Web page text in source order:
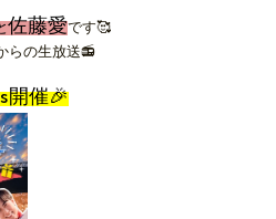
佐藤愛です🥰
らの生放送📻
開催🎉